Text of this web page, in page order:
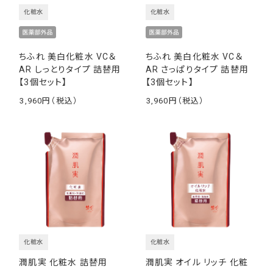
ちふれ 美白化粧水 VC＆
AR しっとりタイプ 詰替用
【3個セット】
化粧水
3,960
ちふれ 美白化粧水 VC＆
AR さっぱりタイプ 詰替用
【3個セット】
化粧水
3,960
潤肌実 化粧水 詰替用
化粧水
潤肌実 オイル リッチ 化粧
化粧水